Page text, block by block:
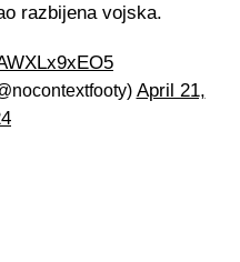
razbijena vojska.
April 21,